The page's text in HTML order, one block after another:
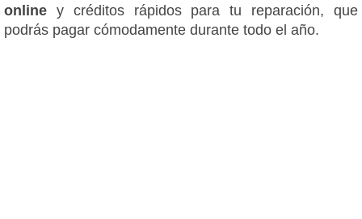
online y créditos rápidos para tu reparación, que
podrás pagar cómodamente durante todo el año.